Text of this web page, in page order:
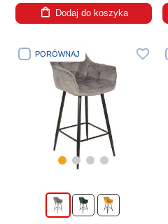
Dodaj do koszyka
PORÓWNAJ